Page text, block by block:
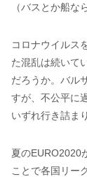
（バスとか船な
コロナウイルス
た混乱は続いて
だろうか。バル
すが、不公平に
いずれ行き詰ま
夏のEURO2020
ことで各国リー